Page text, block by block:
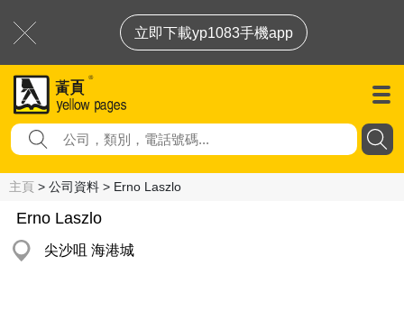
立即下載yp1083手機app
主頁 > 公司資料 > Erno Laszlo
Erno Laszlo
尖沙咀 海港城